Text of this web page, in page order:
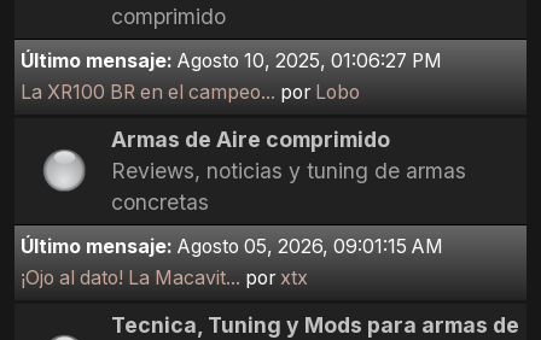
comprimido
Último mensaje: Agosto 10, 2025, 01:06:27 PM
La XR100 BR en el campeo... por Lobo
Armas de Aire comprimido
Reviews, noticias y tuning de armas
concretas
Último mensaje: Agosto 05, 2026, 09:01:15 AM
¡Ojo al dato! La Macavit... por xtx
Tecnica, Tuning y Mods para armas de